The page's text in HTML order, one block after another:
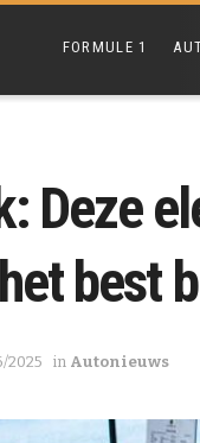
FORMULE 1
Deze
best
2025 in Autonieuws